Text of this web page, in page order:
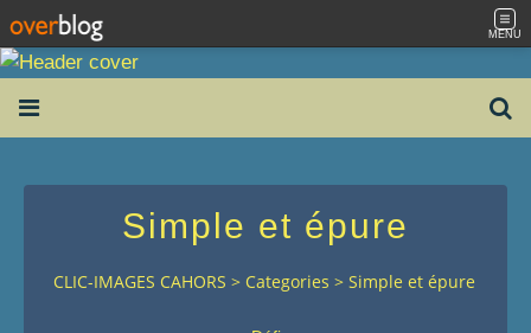
MENU
Simple et épure
CLIC-IMAGES CAHORS > Categories > Simple et épure